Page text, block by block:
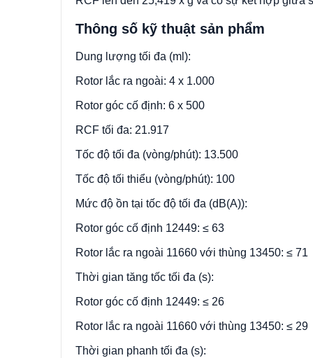
Thông số kỹ thuật sản phẩm
Dung lượng tối đa (ml):
Rotor lắc ra ngoài: 4 x 1.000
Rotor góc cố định: 6 x 500
RCF tối đa: 21.917
Tốc độ tối đa (vòng/phút): 13.500
Tốc độ tối thiểu (vòng/phút): 100
Mức độ ồn tại tốc độ tối đa (dB(A)):
Rotor góc cố định 12449: ≤ 63
Rotor lắc ra ngoài 11660 với thùng 13450: ≤ 71
Thời gian tăng tốc tối đa (s):
Rotor góc cố định 12449: ≤ 26
Rotor lắc ra ngoài 11660 với thùng 13450: ≤ 29
Thời gian phanh tối đa (s):